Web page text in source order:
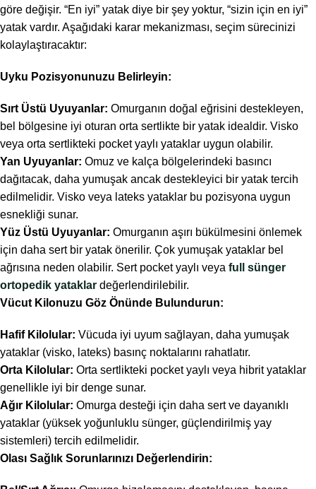
göre değişir. “En iyi” yatak diye bir şey yoktur, “sizin için en iyi”
yatak vardır. Aşağıdaki karar mekanizması, seçim sürecinizi
kolaylaştıracaktır:
Uyku Pozisyonunuzu Belirleyin:
Sırt Üstü Uyuyanlar: Omurganın doğal eğrisini destekleyen,
bel bölgesine iyi oturan orta sertlikte bir yatak idealdir. Visko
veya orta sertlikteki pocket yaylı yataklar uygun olabilir.
Yan Uyuyanlar: Omuz ve kalça bölgelerindeki basıncı
dağıtacak, daha yumuşak ancak destekleyici bir yatak tercih
edilmelidir. Visko veya lateks yataklar bu pozisyona uygun
esnekliği sunar.
Yüz Üstü Uyuyanlar: Omurganın aşırı bükülmesini önlemek
için daha sert bir yatak önerilir. Çok yumuşak yataklar bel
ağrısına neden olabilir. Sert pocket yaylı veya full sünger
ortopedik yataklar değerlendirilebilir.
Vücut Kilonuzu Göz Önünde Bulundurun:
Hafif Kilolular: Vücuda iyi uyum sağlayan, daha yumuşak
yataklar (visko, lateks) basınç noktalarını rahatlatır.
Orta Kilolular: Orta sertlikteki pocket yaylı veya hibrit yataklar
genellikle iyi bir denge sunar.
Ağır Kilolular: Omurga desteği için daha sert ve dayanıklı
yataklar (yüksek yoğunluklu sünger, güçlendirilmiş yay
sistemleri) tercih edilmelidir.
Olası Sağlık Sorunlarınızı Değerlendirin: